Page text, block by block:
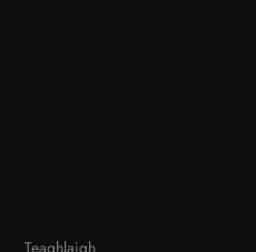
Teaghlaigh